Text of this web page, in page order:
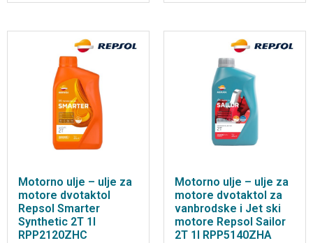
Motorno ulje – ulje za
motore dvotaktol
Repsol Smarter
Synthetic 2T 1l
RPP2120ZHC
Motorno ulje – ulje za
motore dvotaktol za
vanbrodske i Jet ski
motore Repsol Sailor
2T 1l RPP5140ZHA